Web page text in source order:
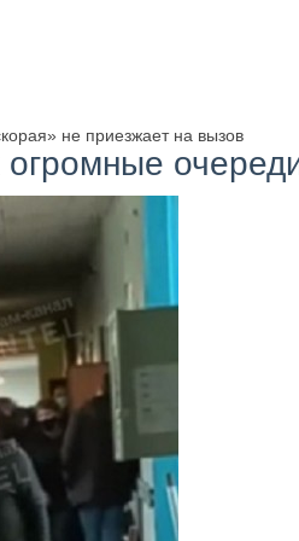
не приезжает на вызов